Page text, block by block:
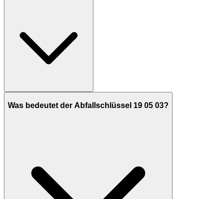
Was bedeutet der Abfallschlüssel 19 05 03?